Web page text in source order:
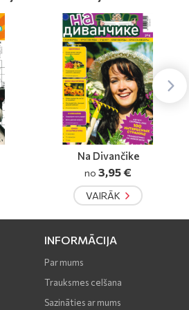
Na Divančike
3,95 €
VAIRĀK
INFORMĀCIJA
Par mums
Trauksmes celšana
Sazināties ar mums